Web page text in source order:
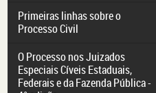
Primeiras linhas sobre o
Processo Civil
O Processo nos Juizados
Especiais Cíveis Estaduais,
Federais e da Fazenda Pública -